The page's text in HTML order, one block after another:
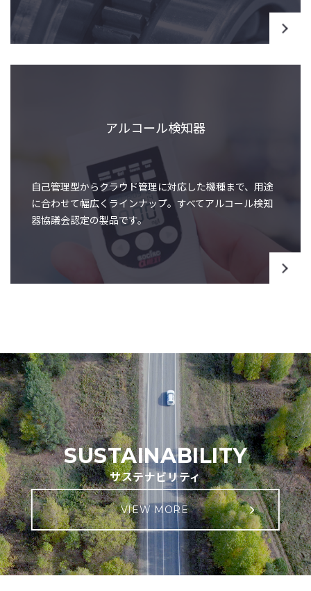
アルコール検知器
自己管理型からクラウド管理に対応した機種まで、用途
に合わせて幅広くラインナップ。すべてアルコール検知
器協議会認定の製品です。
SUSTAINABILITY
サステナビリティ
VIEW MORE